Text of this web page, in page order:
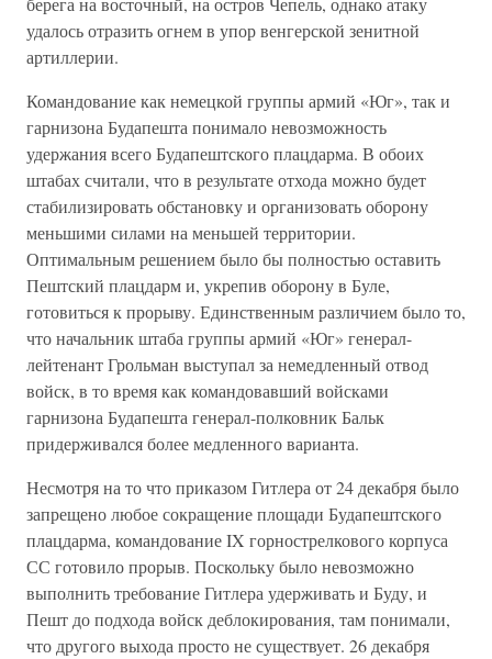
удалось отразить огнем в упор венгерской зенитной
артиллерии.
Командование как немецкой группы армий «Юг», так и
гарнизона Будапешта понимало невозможность
удержания всего Будапештского плацдарма. В обоих
штабах считали, что в результате отхода можно будет
стабилизировать обстановку и организовать оборону
меньшими силами на меньшей территории.
Оптимальным решением было бы полностью оставить
Пештский плацдарм и, укрепив оборону в Буле,
готовиться к прорыву. Единственным различием было то,
что начальник штаба группы армий «Юг» генерал-
лейтенант Грольман выступал за немедленный отвод
войск, в то время как командовавший войсками
гарнизона Будапешта генерал-полковник Бальк
придерживался более медленного варианта.
Несмотря на то что приказом Гитлера от 24 декабря было
запрещено любое сокращение площади Будапештского
плацдарма, командование IX горнострелкового корпуса
СС готовило прорыв. Поскольку было невозможно
выполнить требование Гитлера удерживать и Буду, и
Пешт до подхода войск деблокирования, там понимали,
что другого выхода просто не существует. 26 декабря